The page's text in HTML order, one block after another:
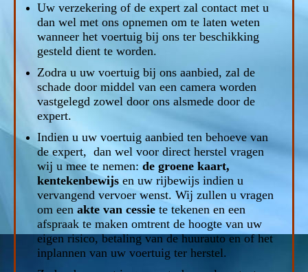
Uw verzekering of de expert zal contact met u
dan wel met ons opnemen om te laten weten
wanneer het voertuig bij ons ter beschikking
gesteld dient te worden.
Zodra u uw voertuig bij ons aanbied, zal de
schade door middel van een camera worden
vastgelegd zowel door ons alsmede door de
expert.
Indien u uw voertuig aanbied ten behoeve van
de expert, dan wel voor direct herstel vragen
wij u mee te nemen: de groene kaart,
kentekenbewijsen uw rijbewijs indien u
vervangend vervoer wenst. Wij zullen u vragen
om een akte van cessie te tekenen en een
afspraak te maken omtrent de hoogte van uw
eigen risico, betaling van de huurauto en of het
inplannen van uw voertuig ter herstel.